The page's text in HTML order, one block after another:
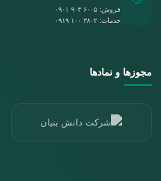
فروش:۰۹۰۱ ۹۰۴ ۶۰۰۵
خدمات:۰۹۱۹ ۱۰۰ ۳۸۰۲
مجوزها و نمادها